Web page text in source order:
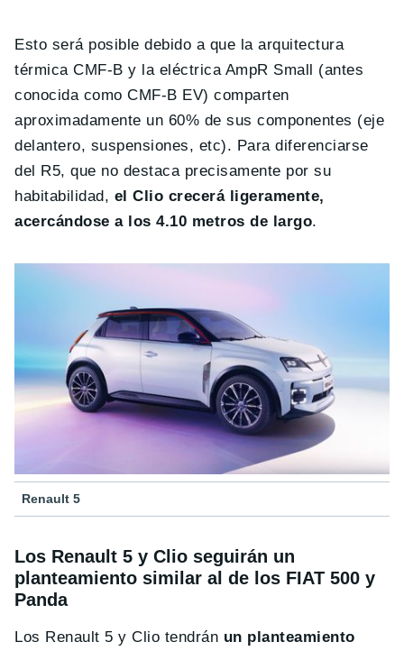
Esto será posible debido a que la arquitectura
térmica CMF-B y la eléctrica AmpR Small (antes
conocida como CMF-B EV) comparten
aproximadamente un 60% de sus componentes (eje
delantero, suspensiones, etc). Para diferenciarse
del R5, que no destaca precisamente por su
habitabilidad, el Clio crecerá ligeramente,
acercándose a los 4.10 metros de largo.
Renault 5
Los Renault 5 y Clio seguirán un
planteamiento similar al de los FIAT 500 y
Panda
Los Renault 5 y Clio tendrán un planteamiento